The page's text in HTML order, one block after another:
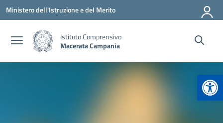
Vai ai contenuti
Vai al menu di navigazione
Vai al footer
Ministero dell'Istruzione e del Merito
Istituto Comprensivo
Macerata Campania